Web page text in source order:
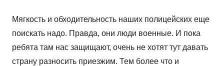
Мягкость и обходительность наших полицейских еще
поискать надо. Правда, они люди военные. И пока
ребята там нас защищают, очень не хотят тут давать
страну разносить приезжим. Тем более что и